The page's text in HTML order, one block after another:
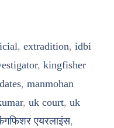
, extradition, idbi
, kingfisher
, manmohan
, uk court, uk
एयरलाइंस,